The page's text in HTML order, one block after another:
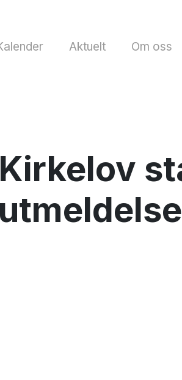
Aktuelt Om oss
Kirkelov